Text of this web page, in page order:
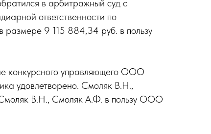
в арбитражный суд с
ответственности по
размере 9 115 884,34 руб. в пользу
конкурсного управляющего ООО
удовлетворено. Смоляк В.Н.,
В.Н., Смоляк А.Ф. в пользу ООО